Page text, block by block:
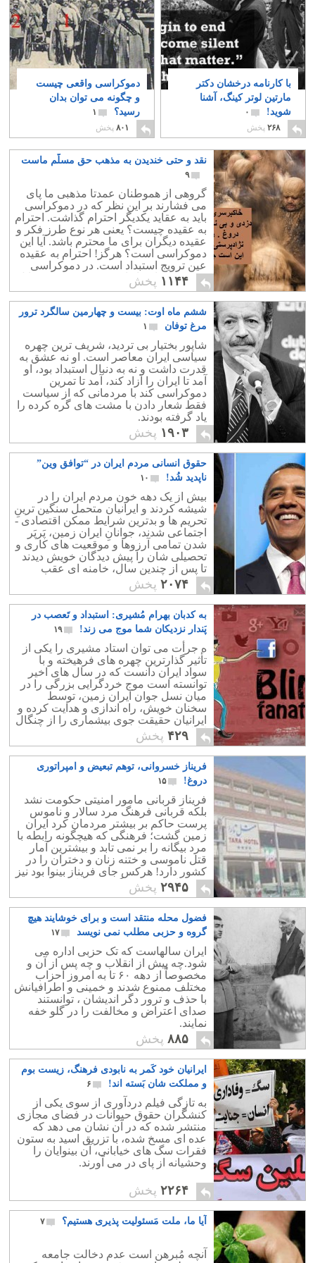
با کارنامه درخشان دکتر
مارتین لوتر کینگ، آشنا
شوید!
۰
۲۶۸ پخش
دموکراسی واقعی چیست
و چگونه می توان بدان
رسید؟
۱
۸۰۱ پخش
نقد و حتی خندیدن به مذهب حق مسلّم ماست
۹
گروهی از هموطنان عمدتا مذهبی ما پای
می فشارند بر این نظر که در دموکراسی
باید به عقاید یکدیگر احترام گذاشت. احترام
به عقیده چیست؟ یعنی هر نوع طرز فکر و
عقیده دیگران برای ما محترم باشد. آیا این
دموکراسی است؟ هرگز! احترام به عقیده
عین ترویج استبداد است. در دموکراسی
هیچ عقیده ای پایدار نیست و همه چیز قابل
نقد است. جامعه دموکرات جامعه ایست
که در آن هیچ عقیده ای الزامی و پایدار
نباشد. یعنی هر چیزی قابل نقد و حتی
مسخره شدن باشد.
۱۱۴۴ پخش
ششم ماه اوت: بیست و چهارمین سالگرد ترور
مرغ توفان
۱
شاپور بختیار بی تردید، شریف ترین چهره
سیاسی ایران معاصر است. او نه عشق به
قدرت داشت و نه به دنبال استبداد بود، او
آمد تا ایران را آزاد کند، آمد تا تمرین
دموکراسی کند با مردمانی که از سیاست
فقط شعار دادن با مشت های گره کرده را
یاد گرفته بودند.
۱۹۰۳ پخش
حقوق انسانی مردم ایران در “توافق وین”
ناپدید شُد!
۱۰
بیش از یک دهه خون مردم ایران را در
شیشه کردند و ایرانیان متحمل سنگین ترینِ
تحریم ها و بدترین شرایط ممکن اقتصادی -
اجتماعی شدند، جوانانِ ایران زمین، پَرپَر
شدن تمامی آرزوها و موقعیت های کاری و
تحصیلی شان را پیش دیدگان خویش دیدند
تا پس از چندین سال، خامنه ای عقب
نشینی کرده و به خانه نخست خویش
بازگردد!
۲۰۷۴ پخش
به کدبان بهرام مُشیری: استبداد و تَعصب در
پَندار نزدیکان شما موج می زند!
۱۹
ه جرأت می توان استاد مشیری را یکی از
تأثیر گذارترین چهره های فرهیخته و با
سواد ایران دانست که در سال های اخیر
توانسته است موج خردگرایی بزرگی را در
میان نسل جوان ایران زمین، توسط
سخنان خویش، راه اندازی و هدایت کرده و
ایرانیان حقیقت جوی بیشماری را از چنگال
اسارت دین اسلام و خرافات برهاند.
۴۲۹ پخش
فریناز خسروانی، توهم تبعیض و امپراتوری
دروغ!
۱۵
فریناز قربانی مامور امنیتی حکومت نشد
بلکه قربانی فرهنگ مرد سالار و ناموس
پرست حاکم بر بیشتر مردمان کرد ایران
زمین گشت؛ فرهنگی که هیچگونه رابطه با
مرد بیگانه را بر نمی تابد و بیشترین آمار
قتل ناموسی و ختنه زنان و دختران را در
کشور دارد! هرکس جای فریناز بینوا بود نیز
جز فرار، به چیز دیگری نمی اندیشید.
۲۹۴۵ پخش
فضول محله منتقد است و برای خوشایند هیچ
گروه و حزبی مطلب نمی نویسد
۱۷
ایران سالهاست که تک حزبی اداره می
شود.چه پیش از انقلاب و چه پس از آن و
مخصوصاً از دهه ۶۰ تا به امروز احزاب
مختلف ممنوع شدند و خمینی و اطرافیانش
با حذف و ترور دگر اندیشان ، توانستند
صدای اعتراض و مخالفت را در گلو خفه
نمایند.
۸۸۵ پخش
ایرانیان خود کَمر به نابودی فرهنگ، زیست بوم
و مملکت شان بَسته اند!
۶
به تازگی فیلم دردآوری از سوی یکی از
کنشگران حقوق حیوانات در فضای مجازی
منتشر شده که در آن نشان می دهد که
عده ای مسخ شده، با تزریق اسید به ستون
فقرات سگ های خیابانی، آن بینوایان را
وحشیانه از پای در می آورند.
۲۲۶۴ پخش
آیا ما، ملت مَسئولیت پذیری هستیم؟ ۷
آنچه مُبرهن است عدم دخالت جامعه